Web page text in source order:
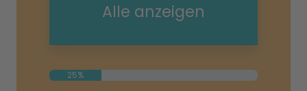
Alle anzeigen
25%